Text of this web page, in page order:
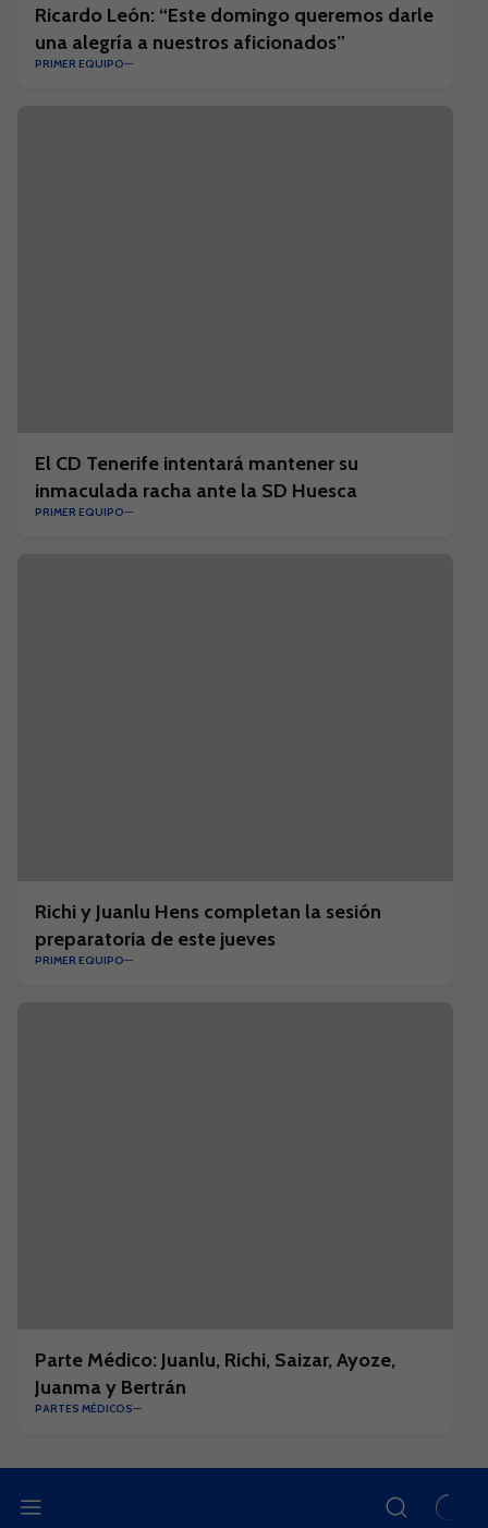
Ricardo León: “Este domingo queremos darle
una alegría a nuestros aficionados”
PRIMER EQUIPO
El CD Tenerife intentará mantener su
inmaculada racha ante la SD Huesca
PRIMER EQUIPO
Richi y Juanlu Hens completan la sesión
preparatoria de este jueves
PRIMER EQUIPO
Parte Médico: Juanlu, Richi, Saizar, Ayoze,
Juanma y Bertrán
PARTES MÉDICOS